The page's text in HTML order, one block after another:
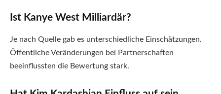
Ist Kanye West Milliardär?
Je nach Quelle gab es unterschiedliche Einschätzungen.
Öffentliche Veränderungen bei Partnerschaften
beeinflussten die Bewertung stark.